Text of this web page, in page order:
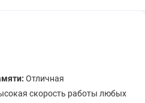
Отличная
скорость работы любых